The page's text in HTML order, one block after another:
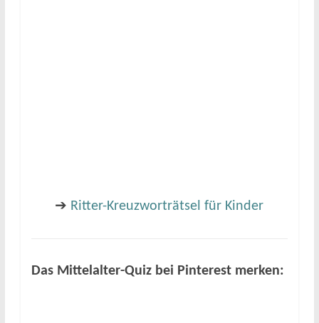
➔ Ritter-Kreuzworträtsel für Kinder
Das Mittelalter-Quiz bei Pinterest merken: